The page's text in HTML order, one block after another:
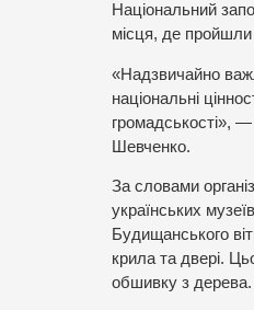
Національний
місця, де пройшли
«Надзвичайно
національні
громадськості»,
Шевченко.
За словами
українських
Будищанського
крила та двері.
обшивку з дерева.